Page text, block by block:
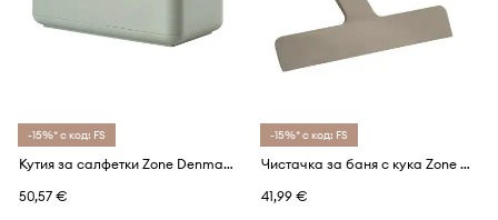
-15%* с код: FS
Кутия за салфетки Zone Denmark Ume 25,6 x 14 x 10,7 cm
50,57 €
-15%* с код: FS
Чистачка за баня с кука Zone Denmark Ume 24 x 22 cm
41,99 €